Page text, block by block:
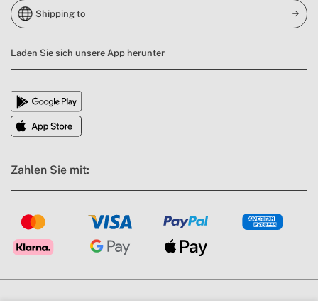
Shipping to
Laden Sie sich unsere App herunter
Zahlen Sie mit: